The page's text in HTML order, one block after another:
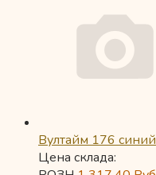
Вултайм 176 синий
Цена склада: